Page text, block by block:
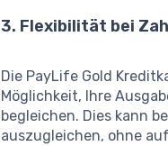
3. Flexibilität bei
Die PayLife Gold
Möglichkeit, Ihre
begleichen. Dies kann
auszugleichen, ohne